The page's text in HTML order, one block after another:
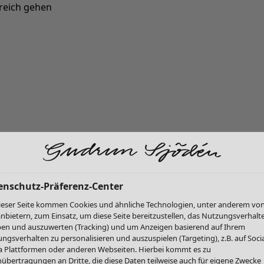
gehen
Präferenz-Center
Seite kommen Cookies und ähnliche Technologien, unter anderem von
zum Einsatz, um diese Seite bereitzustellen, das
und auszuwerten (Tracking) und um Anzeigen basierend auf Ihrem
zu personalisieren und auszuspielen (Targeting), z.B. auf
Plattformen oder anderen Webseiten. Hierbei kommt es zu
an Dritte, die diese Daten teilweise auch für eigene Zwecke